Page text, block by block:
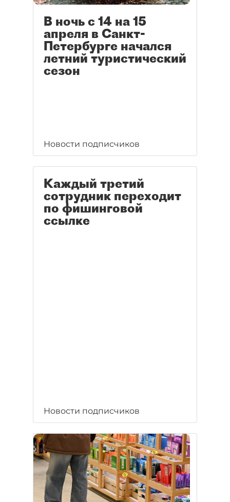
В ночь с 14 на 15
апреля в Санкт-
Петербурге начался
летний туристический
сезон
Новости подписчиков
Каждый третий
сотрудник переходит
по фишинговой
ссылке
Новости подписчиков